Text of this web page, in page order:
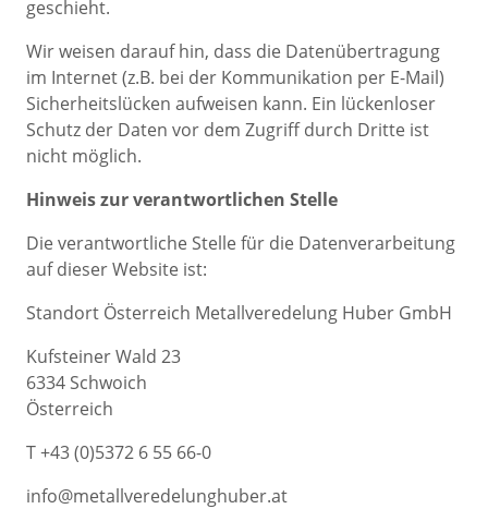
geschieht.
Wir weisen darauf hin, dass die Datenübertragung
im Internet (z.B. bei der Kommunikation per E-Mail)
Sicherheitslücken aufweisen kann. Ein lückenloser
Schutz der Daten vor dem Zugriff durch Dritte ist
nicht möglich.
Hinweis zur verantwortlichen Stelle
Die verantwortliche Stelle für die Datenverarbeitung
auf dieser Website ist:
Standort Österreich Metallveredelung Huber GmbH
Kufsteiner Wald 23
6334 Schwoich
Österreich
T +43 (0)5372 6 55 66-0
info@metallveredelunghuber.at